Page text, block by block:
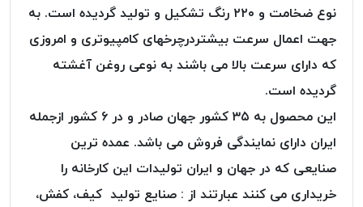
نخ
توری
پلیسه
کرد
OMEGA
نخ
توری
پلیسه
نوع ضخامت و ۲۲۰ رنگ تشکیل و تولید گردیده است. به
جهت اعمال سرعت بیشتردرچرخهای کامپیوتری و امروزی
که دارای سرعت بالا می باشند به نوعی روغن آغشته
گردیده است.
این محصول به ۳۵ کشور جهان صادر و در ۶ کشور ازجمله
ایران دارای نمایندگی فروش می باشد. عمده ترین
صنایعی که در جهان و ایران تولیدات این کارخانه را
خریداری می کنند عبارتند از : صنایع تولید کیف، کفش،